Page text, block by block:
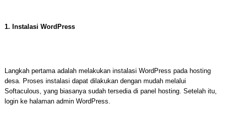
1. Instalasi WordPress
Langkah pertama adalah melakukan instalasi WordPress pada hosting
desa. Proses instalasi dapat dilakukan dengan mudah melalui
Softaculous, yang biasanya sudah tersedia di panel hosting. Setelah itu,
login ke halaman admin WordPress.